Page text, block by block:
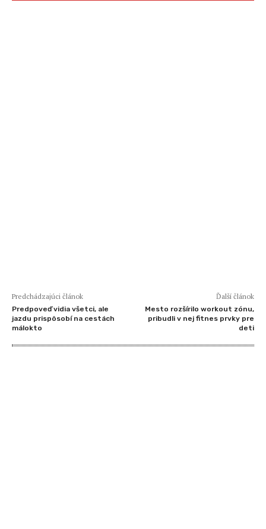
Predchádzajúci článok
Predpoveď vidia všetci, ale
jazdu prispôsobí na cestách
málokto
Ďalší článok
Mesto rozšírilo workout zónu,
pribudli v nej fitnes prvky pre
deti